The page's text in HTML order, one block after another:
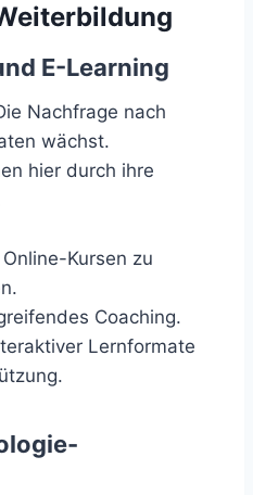
E-Learning
Nachfrage nach
wächst.
hier durch ihre
Kursen zu
Coaching.
Lernformate